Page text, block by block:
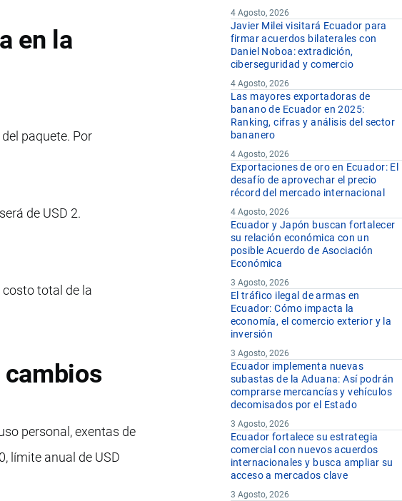
en la
paquete. Por
de USD 2.
costo total de la
cambios
personal, exentas de
límite anual de USD
4 Agosto, 2026
Javier Milei visitará Ecuador para
firmar acuerdos bilaterales con
Daniel Noboa: extradición,
ciberseguridad y comercio
4 Agosto, 2026
Las mayores exportadoras de
banano de Ecuador en 2025:
Ranking, cifras y análisis del sector
bananero
4 Agosto, 2026
Exportaciones de oro en Ecuador: El
desafío de aprovechar el precio
récord del mercado internacional
4 Agosto, 2026
Ecuador y Japón buscan fortalecer
su relación económica con un
posible Acuerdo de Asociación
Económica
3 Agosto, 2026
El tráfico ilegal de armas en
Ecuador: Cómo impacta la
economía, el comercio exterior y la
inversión
3 Agosto, 2026
Ecuador implementa nuevas
subastas de la Aduana: Así podrán
comprarse mercancías y vehículos
decomisados por el Estado
3 Agosto, 2026
Ecuador fortalece su estrategia
comercial con nuevos acuerdos
internacionales y busca ampliar su
acceso a mercados clave
3 Agosto, 2026